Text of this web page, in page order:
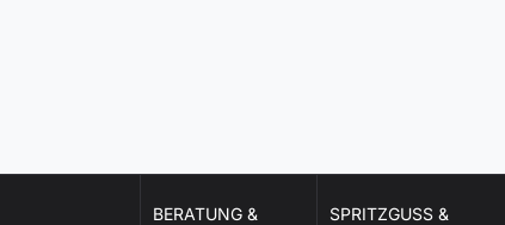
BERATUNG &
SPRITZGUSS &